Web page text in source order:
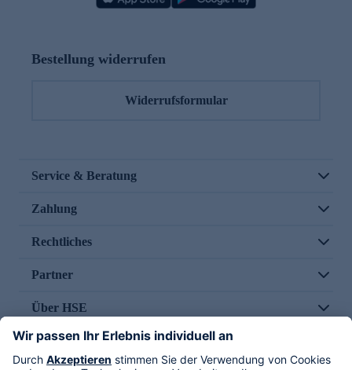
Bestellung widerrufen
Widerrufsformular
Service & Beratung
Zahlung
Rechtliches
Partner
Über HSE
Im TV